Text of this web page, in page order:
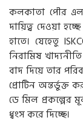
কলকাতা পৌর
দায়িত্ব দেওয়া
হাতে। যেহেতু
নিরামিষ
বাদ দিয়ে তার
প্রোটিন অন্তর্ভুক্ত
ডে মিল প্রকল্পের
ধ্বংস করে দিচ্ছে।